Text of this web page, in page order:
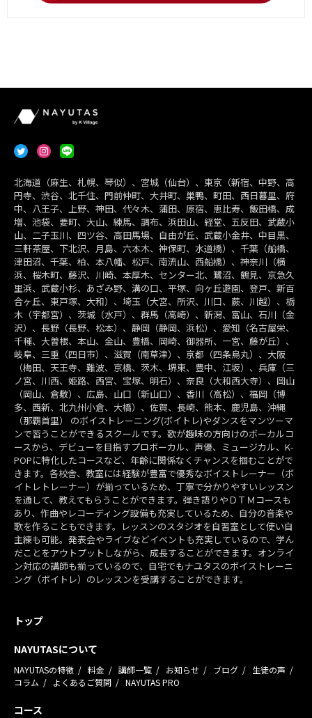
北海道（麻生、札幌、琴似）、宮城（仙台）、東京（新宿、中野、高
円寺、渋谷、北千住、門前仲町、大井町、巣鴨、町田、西日暮里、府
中、八王子、上野、神田、代々木、蒲田、原宿、恵比寿、飯田橋、成
増、池袋、要町、大山、練馬、調布、浜田山、経堂、五反田、武蔵小
山、二子玉川、四ツ谷、高田馬場、自由が丘、武蔵小金井、中目黒、
三軒茶屋、下北沢、月島、六本木、神保町、水道橋）、千葉（船橋、
津田沼、千葉、柏、本八幡、松戸、南流山、西船橋）、神奈川（横
浜、桜木町、藤沢、川崎、本厚木、センター北、鷺沼、鶴見、京急久
里浜、武蔵小杉、あざみ野、溝の口、平塚、向ヶ丘遊園、登戸、新百
合ヶ丘、東戸塚、大和）、埼玉（大宮、所沢、川口、蕨、川越）、栃
木（宇都宮）、茨城（水戸）、群馬（高崎）、新潟、富山、石川（金
沢）、長野（長野、松本）、静岡（静岡、浜松）、愛知（名古屋栄、
千種、大曽根、本山、金山、豊橋、岡崎、御器所、一宮、藤が丘）、
岐阜、三重（四日市）、滋賀（南草津）、京都（四条烏丸）、大阪
（梅田、天王寺、難波、京橋、茨木、堺東、豊中、江坂）、兵庫（三
ノ宮、川西、姫路、西宮、宝塚、明石）、奈良（大和西大寺）、岡山
（岡山、倉敷）、広島、山口（新山口）、香川（高松）、福岡（博
多、西新、北九州小倉、大橋）、佐賀、長崎、熊本、鹿児島、沖縄
（那覇首里） のボイストレーニング(ボイトレ)やダンスをマンツーマ
ンで習うことができるスクールです。歌が趣味の方向けのボーカルコ
ースから、デビューを目指すプロボーカル、声優、ミュージカル、K-
POPに特化したコースなど、年齢に関係なくチャンスを掴むことがで
きます。各校舎、教室には経験が豊富で優秀なボイストレーナー（ボ
イトレトレーナー）が揃っているため、丁寧で分かりやすいレッスン
を通して、教えてもらうことができます。弾き語りやＤＴＭコースも
あり、作曲やレコーディング設備も充実しているため、自分の音楽や
歌を作ることもできます。レッスンのスタジオを自習室として使い自
主練も可能。発表会やライブなどイベントも充実しているので、学ん
だことをアウトプットしながら、成長することができます。オンライ
ン対応の講師も揃っているので、自宅でもナユタスのボイストレーニ
ング（ボイトレ）のレッスンを受講することができます。
トップ
NAYUTASについて
NAYUTASの特徴 料金 講師一覧 お知らせ ブログ
生徒の声
コラム
よくあるご質問 NAYUTAS PRO
コース